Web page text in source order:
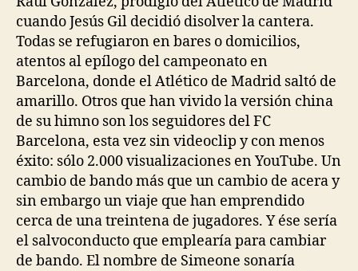
cuando Jesús Gil decidió disolver la cantera.
Todas se refugiaron en bares o domicilios,
atentos al epílogo del campeonato en
Barcelona, donde el Atlético de Madrid saltó de
amarillo. Otros que han vivido la versión china
de su himno son los seguidores del FC
Barcelona, esta vez sin videoclip y con menos
éxito: sólo 2.000 visualizaciones en YouTube. Un
cambio de bando más que un cambio de acera y
sin embargo un viaje que han emprendido
cerca de una treintena de jugadores. Y ése sería
el salvoconducto que emplearía para cambiar
de bando. El nombre de Simeone sonaría